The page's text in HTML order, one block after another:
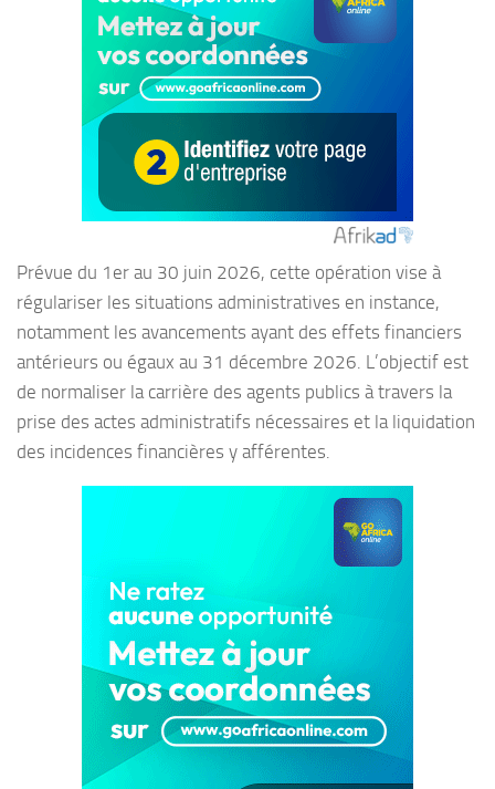
Prévue du 1er au 30 juin 2026, cette opération vise à
régulariser les situations administratives en instance,
notamment les avancements ayant des effets financiers
antérieurs ou égaux au 31 décembre 2026. L’objectif est
de normaliser la carrière des agents publics à travers la
prise des actes administratifs nécessaires et la liquidation
des incidences financières y afférentes.